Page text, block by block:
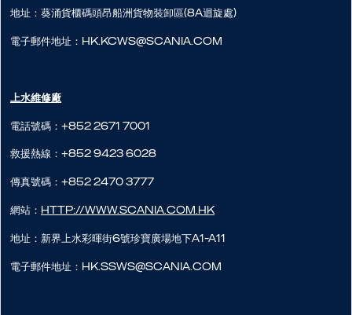
地址：葵涌貨櫃碼頭昂船洲貨物裝卸區(8A迴旋處)
電子郵件地址：hk.kcws@scania.com
上水維修廠
電話號碼：+852 2671 7001
救援熱線：+852 9423 6028
傳真號碼：+852 2470 3777
網站： http://www.scania.com.hk
地址：新界上水彩暉街6號珍寶廣場地下A1-A11
電子郵件地址：hk.ssws@scania.com